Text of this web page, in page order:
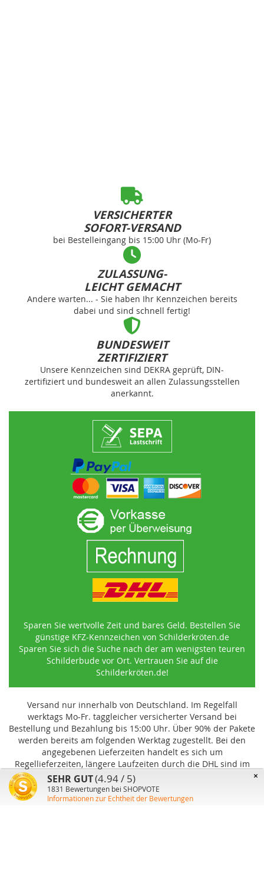
VERSICHERTER
SOFORT-VERSAND
bei Bestelleingang bis 15:00 Uhr (Mo-Fr)
ZULASSUNG-
LEICHT GEMACHT
Andere warten... - Sie haben Ihr Kennzeichen bereits
dabei und sind schnell fertig!
BUNDESWEIT
ZERTIFIZIERT
Unsere Kennzeichen sind DEKRA geprüft, DIN-
zertifiziert und bundesweit an allen Zulassungsstellen
anerkannt.
Sparen Sie wertvolle Zeit und bares Geld. Bestellen Sie
günstige KFZ-Kennzeichen von Schilderkröten.de
Sparen Sie sich die Suche nach der am wenigsten teuren
Schilderbude vor Ort. Vertrauen Sie auf die
Schilderkröten.de!
Versand nur innerhalb von Deutschland. Im Regelfall
werktags Mo-Fr. taggleicher versicherter Versand bei
Bestellung und Bezahlung bis 15:00 Uhr. Über 90% der Pakete
werden bereits am folgenden Werktag zugestellt. Bei den
angegebenen Lieferzeiten handelt es sich um
Regellieferzeiten, längere Laufzeiten durch die DHL sind im
Einzelfall möglich und können von uns nicht beeinflusst
werden.
×
SEHR GUT(4.94 / 5)
1831 Bewertungen bei SHOPVOTE
Informationen zur Echtheit der Bewertungen